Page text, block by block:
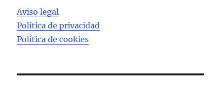
Aviso legal
Política de privacidad
Política de cookies